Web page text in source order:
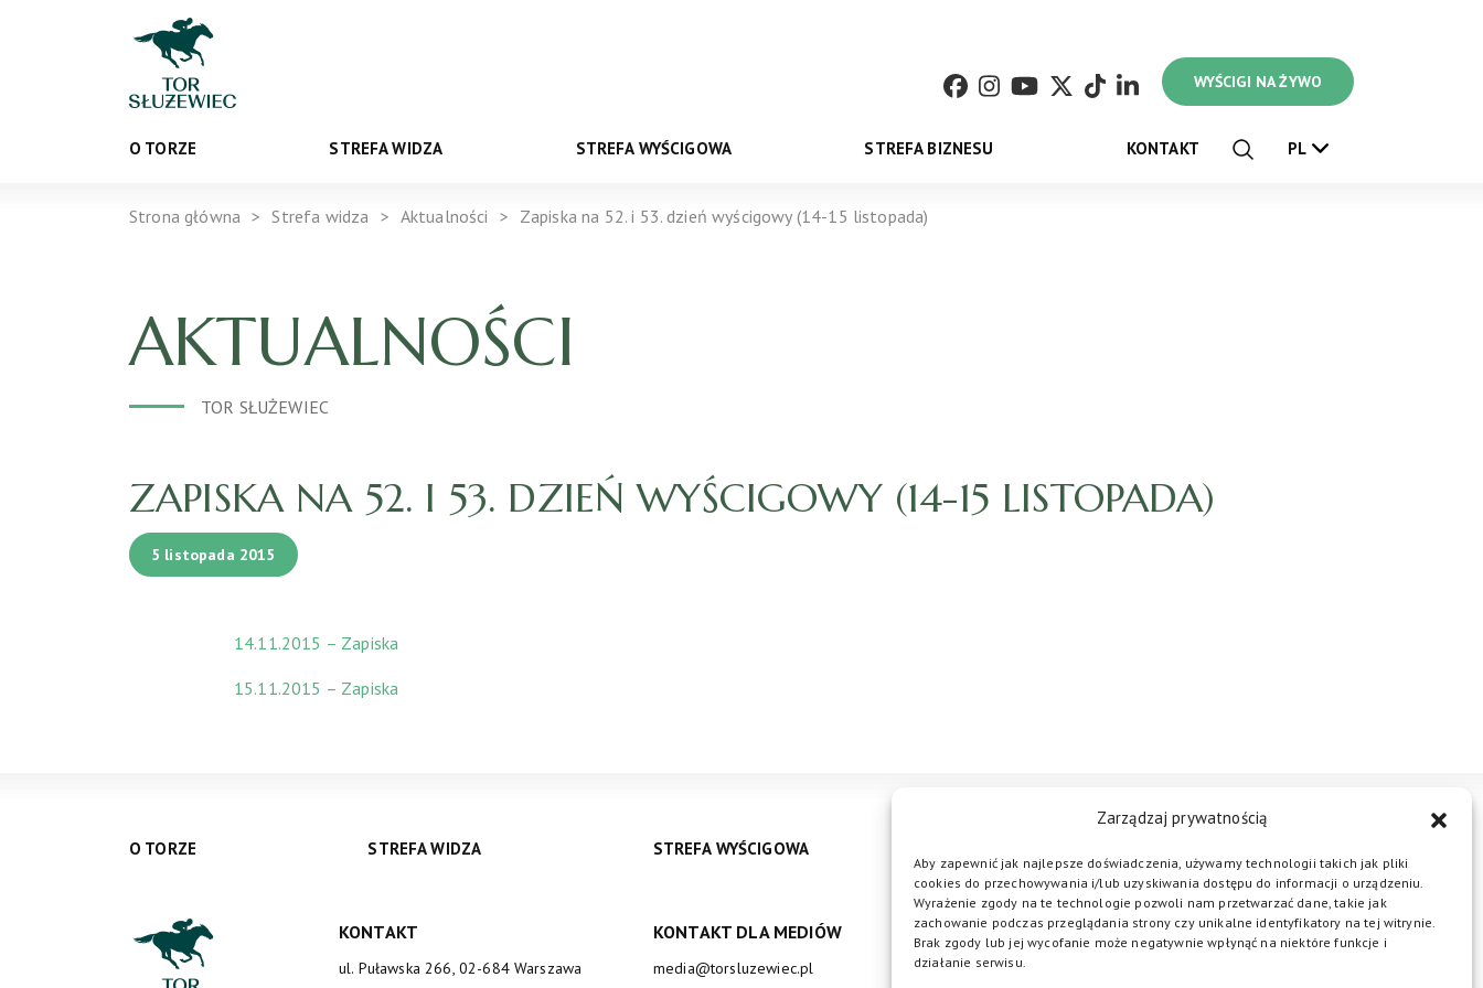
Zarządzaj prywatnością
Aby zapewnić jak najlepsze doświadczenia, używamy technologii takich jak pliki
cookies do przechowywania i/lub uzyskiwania dostępu do informacji o urządzeniu.
Wyrażenie zgody na te technologie pozwoli nam przetwarzać dane, takie jak
zachowanie podczas przeglądania strony czy unikalne identyfikatory na tej witrynie.
Brak zgody lub jej wycofanie może negatywnie wpłynąć na niektóre funkcje i
działanie serwisu.
WYŚCIGI NA ŻYWO
O TORZE STREFA WIDZA STREFA WYŚCIGOWA STREFA BIZNESU KONTAKT PL
Strona główna Strefa widza Aktualności Zapiska na 52. i 53. dzień wyścigowy (14-15 listopada)
AKTUALNOŚCI
TOR SŁUŻEWIEC
ZAPISKA NA 52. I 53. DZIEŃ WYŚCIGOWY (14-15 LISTOPADA)
5 listopada 2015
14.11.2015 – Zapiska
15.11.2015 – Zapiska
O TORZE STREFA WIDZA STREFA WYŚCIGOWA
KONTAKT
ul. Puławska 266, 02-684 Warszawa
KONTAKT DLA MEDIÓW
media@torsluzewiec.pl
DOŁĄCZ DO NAS